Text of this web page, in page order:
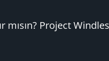
mısın? Project